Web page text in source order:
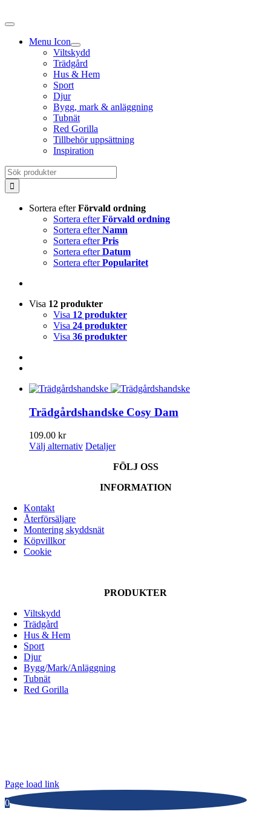
till
Menu Icon
Viltskydd
Trädgård
Hus & Hem
Sport
Djur
Bygg, mark & anläggning
Tubnät
Red Gorilla
Tillbehör uppsättning
Inspiration
Sök
efter:
Sortera efterFörvald ordning
Sortera efterFörvald ordning
Sortera efterNamn
Sortera efterPris
Sortera efterDatum
Sortera efterPopularitet
Visa 12 produkter
Visa 12 produkter
Visa 24 produkter
Visa 36 produkter
Trädgårdshandske Cosy Dam
109.00 kr
Välj alternativ Den
produkten
flera
alternativen
Detaljer
FÖLJ OSS
INFORMATION
Kontakt
Återförsäljare
Montering skyddsnät
Köpvillkor
Cookie
PRODUKTER
Viltskydd
Trädgård
Hus & Hem
Sport
Djur
Bygg/Mark/Anläggning
Tubnät
Red Gorilla
Page load link
0